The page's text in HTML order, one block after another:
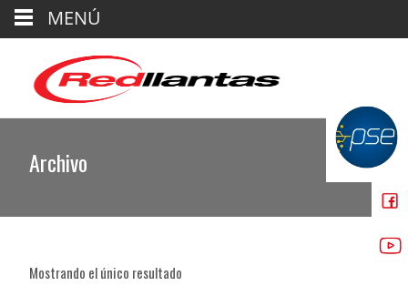
Archivo
Mostrando el único resultado
MENÚ